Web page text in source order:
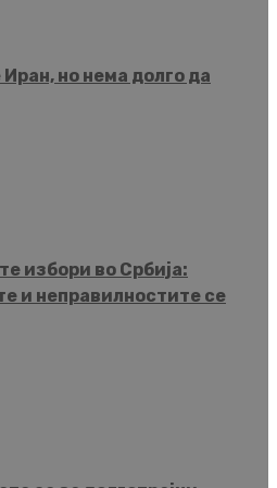
но нема долго да
избори во Србија:
и неправилностите се